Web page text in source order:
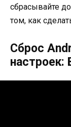
сбрасывайте
том, как
Сброс
настроек: